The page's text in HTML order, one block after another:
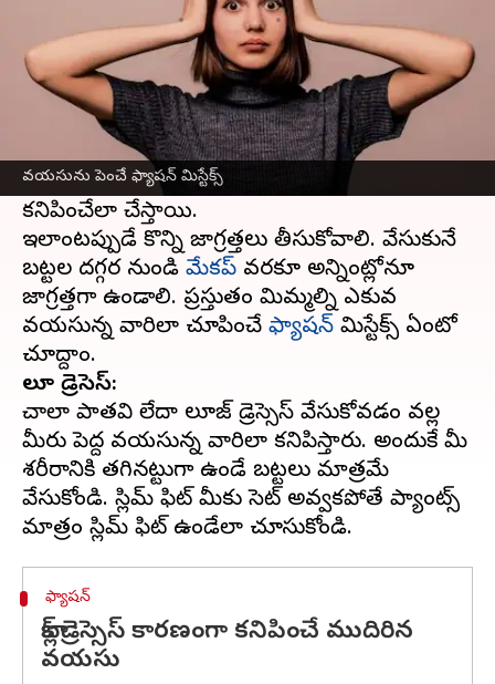
వయసును పెంచే ఫ్యాషన్ మిస్టేక్స్
Sriram Pranateja Feb 28, 2023 03:06 pm
ఈ వార్తాకథనం ఏంటి
ఎక్కువ వయసున్న కనిపించాలని ఎవ్వరికీ
అనిపించదు. కానీ కొన్నిసార్లు మీరు వేసుకునే బట్టలు,
మీ అసలైన వయసు కన్నా ఎక్కువ వయసున్న వారిలా
కనిపించేలా చేస్తాయి.
ఇలాంటప్పుడే కొన్ని జాగ్రత్తలు తీసుకోవాలి. వేసుకునే
బట్టల దగ్గర నుండి మేకప్ వరకూ అన్నింట్లోనూ
జాగ్రత్తగా ఉండాలి. ప్రస్తుతం మిమ్మల్ని ఎక్కువ
వయసున్న వారిలా చూపించే ఫ్యాషన్ మిస్టేక్స్ ఏంటో
లూజ్ డ్రెసెస్:
చాలా పాతవి లేదా లూజ్ డ్రెస్సెస్ వేసుకోవడం వల్ల
మీరు పెద్ద వయసున్న వారిలా కనిపిస్తారు. అందుకే మీ
శరీరానికి తగినట్టుగా ఉండే బట్టలు మాత్రమే
వేసుకోండి. స్లిమ్ ఫిట్ మీకు సెట్ అవ్వకపోతే ప్యాంట్స్
ఫ్యాషన్
బ్లాక్ డ్రెస్సెస్ కారణంగా కనిపించే ముదిరిన
వయసు